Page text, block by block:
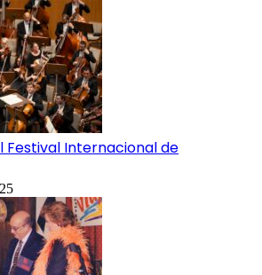
Festival Internacional de